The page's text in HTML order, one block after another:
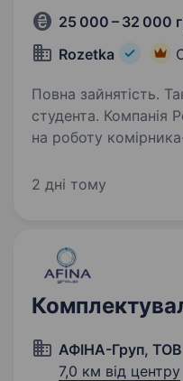
25 000 – 32 000
Rozetka
Повна зайнятість.
студента. Компанія Розетка запрошує
на роботу
Семафорний (район
ставишся…
2 дні тому
АФІНА-Груп, ТОВ
7,0 км від центру